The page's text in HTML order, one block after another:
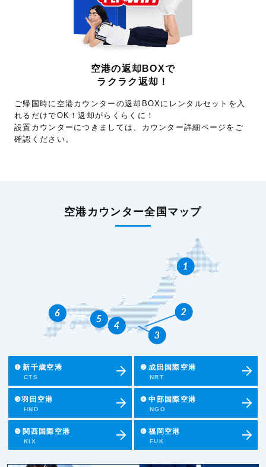
空港の返却BOXで
ラクラク返却！
ご帰国時に空港カウンターの返却BOXにレンタルセットを入
れるだけでOK！返却がらくらくに！
設置カウンターにつきましては、カウンター詳細ページをご
確認ください。
空港カウンター全国マップ
❶ 新千歳空港
CTS
❷ 成田国際空港
NRT
❸羽田空港
HND
❹ 中部国際空港
NGO
❺ 関西国際空港
KIX
❻ 福岡空港
FUK